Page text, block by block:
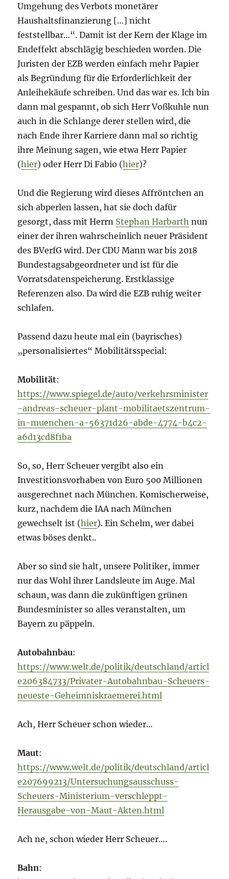
Umgehung des Verbots monetärer
Haushaltsfinanzierung […] nicht
feststellbar…“. Damit ist der Kern der Klage im
Endeffekt abschlägig beschieden worden. Die
Juristen der EZB werden einfach mehr Papier
als Begründung für die Erforderlichkeit der
Anleihekäufe schreiben. Und das war es. Ich bin
dann mal gespannt, ob sich Herr Voßkuhle nun
auch in die Schlange derer stellen wird, die
nach Ende ihrer Karriere dann mal so richtig
ihre Meinung sagen, wie etwa Herr Papier
(hier) oder Herr Di Fabio (hier)?
Und die Regierung wird dieses Affröntchen an
sich abperlen lassen, hat sie doch dafür
gesorgt, dass mit Herrn Stephan Harbarth nun
einer der ihren wahrscheinlich neuer Präsident
des BVerfG wird. Der CDU Mann war bis 2018
Bundestagsabgeordneter und ist für die
Vorratsdatenspeicherung. Erstklassige
Referenzen also. Da wird die EZB ruhig weiter
schlafen.
Passend dazu heute mal ein (bayrisches)
„personalisiertes“ Mobilitätsspecial:
Mobilität:
https://www.spiegel.de/auto/verkehrsminister
-andreas-scheuer-plant-mobilitaetszentrum-
in-muenchen-a-56371d26-abde-4774-b4c2-
a6d13cd8f1ba
So, so, Herr Scheuer vergibt also ein
Investitionsvorhaben von Euro 500 Millionen
ausgerechnet nach München. Komischerweise,
kurz, nachdem die IAA nach München
gewechselt ist (hier). Ein Schelm, wer dabei
etwas böses denkt..
Aber so sind sie halt, unsere Politiker, immer
nur das Wohl ihrer Landsleute im Auge. Mal
schaun, was dann die zukünftigen grünen
Bundesminister so alles veranstalten, um
Bayern zu päppeln.
Autobahnbau:
https://www.welt.de/politik/deutschland/articl
e206384733/Privater-Autobahnbau-Scheuers-
neueste-Geheimniskraemerei.html
Ach, Herr Scheuer schon wieder…
Maut:
https://www.welt.de/politik/deutschland/articl
e207699213/Untersuchungsausschuss-
Scheuers-Ministerium-verschleppt-
Herausgabe-von-Maut-Akten.html
Ach ne, schon wieder Herr Scheuer….
Bahn: